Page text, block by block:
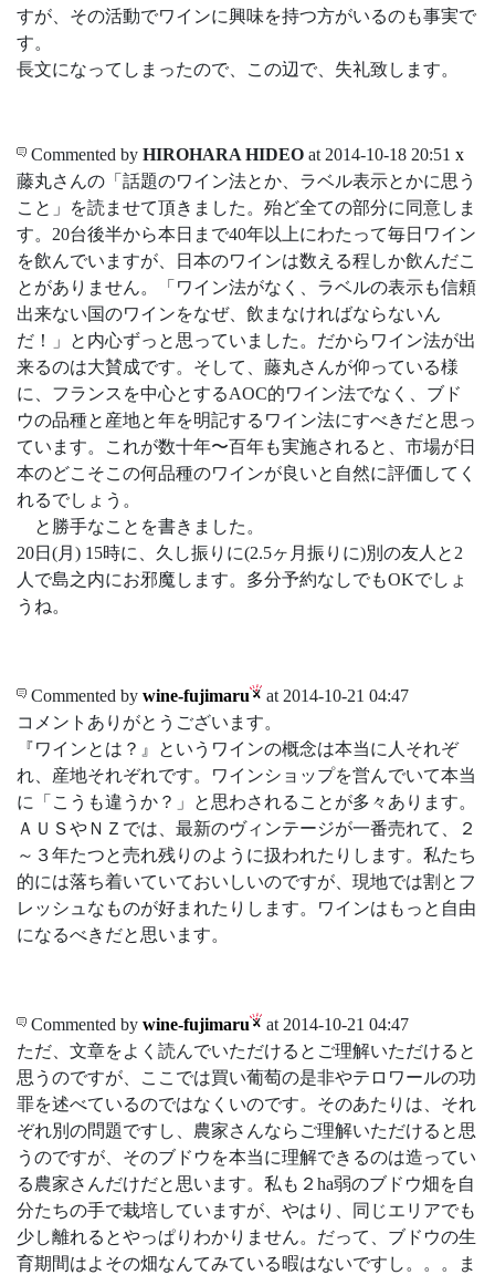
すが、その活動でワインに興味を持つ方がいるのも事実で
す。
長文になってしまったので、この辺で、失礼致します。
Commented by HIROHARA HIDEO at 2014-10-18 20:51 x
藤丸さんの「話題のワイン法とか、ラベル表示とかに思う
こと」を読ませて頂きました。殆ど全ての部分に同意しま
す。20台後半から本日まで40年以上にわたって毎日ワイン
を飲んでいますが、日本のワインは数える程しか飲んだこ
とがありません。「ワイン法がなく、ラベルの表示も信頼
出来ない国のワインをなぜ、飲まなければならないん
だ！」と内心ずっと思っていました。だからワイン法が出
来るのは大賛成です。そして、藤丸さんが仰っている様
に、フランスを中心とするAOC的ワイン法でなく、ブド
ウの品種と産地と年を明記するワイン法にすべきだと思っ
ています。これが数十年〜百年も実施されると、市場が日
本のどこそこの何品種のワインが良いと自然に評価してく
れるでしょう。
と勝手なことを書きました。
20日(月) 15時に、久し振りに(2.5ヶ月振りに)別の友人と2
人で島之内にお邪魔します。多分予約なしでもOKでしょ
うね。
Commented by wine-fujimaru
at 2014-10-21 04:47
コメントありがとうございます。
『ワインとは？』というワインの概念は本当に人それぞ
れ、産地それぞれです。ワインショップを営んでいて本当
に「こうも違うか？」と思わされることが多々あります。
ＡＵＳやＮＺでは、最新のヴィンテージが一番売れて、２
～３年たつと売れ残りのように扱われたりします。私たち
的には落ち着いていておいしいのですが、現地では割とフ
レッシュなものが好まれたりします。ワインはもっと自由
になるべきだと思います。
Commented by wine-fujimaru
at 2014-10-21 04:47
ただ、文章をよく読んでいただけるとご理解いただけると
思うのですが、ここでは買い葡萄の是非やテロワールの功
罪を述べているのではなくいのです。そのあたりは、それ
ぞれ別の問題ですし、農家さんならご理解いただけると思
うのですが、そのブドウを本当に理解できるのは造ってい
る農家さんだけだと思います。私も２ha弱のブドウ畑を自
分たちの手で栽培していますが、やはり、同じエリアでも
少し離れるとやっぱりわかりません。だって、ブドウの生
育期間はよその畑なんてみている暇はないですし。。。ま